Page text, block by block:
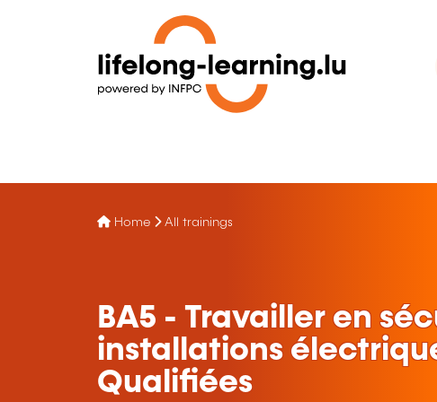
Home All trainings
BA5 - Travailler en
installations
Qualifiées